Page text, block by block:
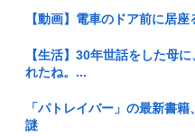
www
会社にいるアラサーの29歳
197...
【動画】電車のドア前に居
【生活】30年世話をした母
れたね。...
「パトレイバー」の最新書
謎